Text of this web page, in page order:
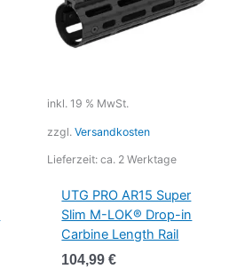
inkl. 19 % MwSt.
zzgl. Versandkosten
Lieferzeit: ca. 2 Werktage
UTG PRO AR15 Super
Slim M-LOK® Drop-in
Carbine Length Rail
104,99€